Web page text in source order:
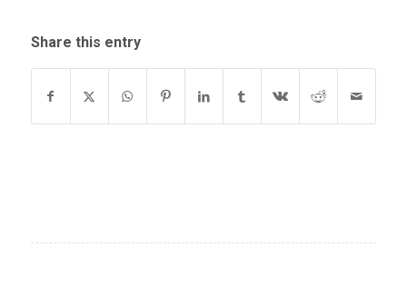
Share this entry